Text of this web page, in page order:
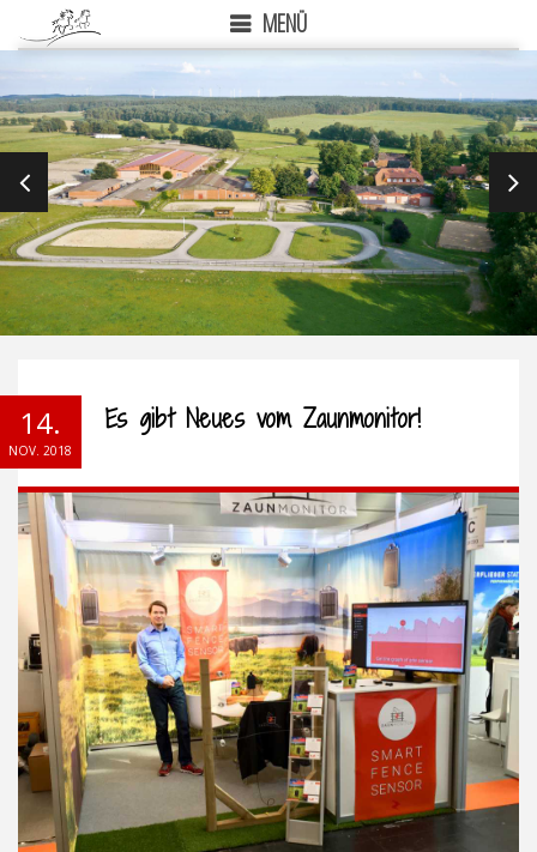
MENÜ
PREVIOUS
14.
NOV. 2018
Es gibt Neues vom Zaunmonitor!